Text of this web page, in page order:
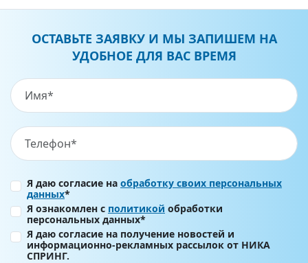
ОСТАВЬТЕ ЗАЯВКУ И МЫ ЗАПИШЕМ НА
УДОБНОЕ ДЛЯ ВАС ВРЕМЯ
Я даю согласие на обработку своих персональных
данных*
Я ознакомлен с политикой обработки
персональных данных*
Я даю согласие на получение новостей и
информационно-рекламных рассылок от НИКА
СПРИНГ.